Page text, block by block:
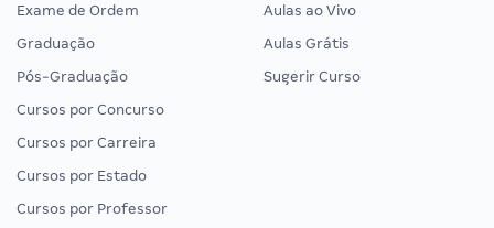
Exame de Ordem
Graduação
Pós-Graduação
Cursos por Concurso
Cursos por Carreira
Cursos por Estado
Cursos por Professor
Aulas ao Vivo
Aulas Grátis
Sugerir Curso